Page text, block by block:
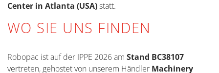
Center in Atlanta (USA)statt.
WO SIE UNS FINDEN
Robopac ist auf der IPPE 2026 am Stand BC38107
vertreten, gehostet von unserem Händler Machinery